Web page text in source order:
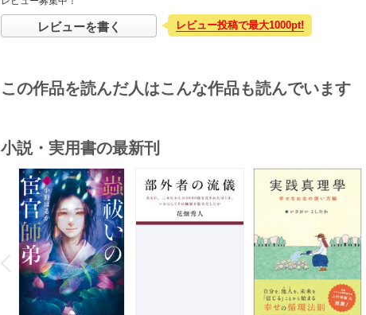
レビューを書く レビュー投稿で最大1000pt!
この作品を読んだ人はこんな作品も読んでいます
小説・実用書の最新刊
P
r
e
v
i
o
u
s